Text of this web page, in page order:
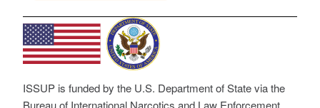
ISSUP is funded by the U.S. Department of State via the
Bureau of International Narcotics and Law Enforcement